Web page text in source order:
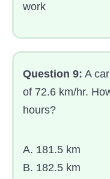
work
Question 9: A
of 72.6 km/hr.
hours?
A. 181.5 km
B. 182.5 km